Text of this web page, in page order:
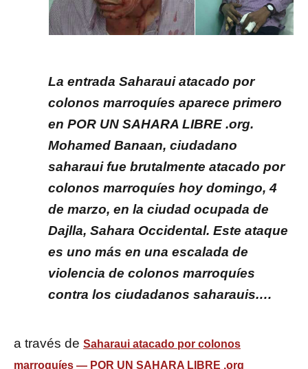
La entrada Saharaui atacado por
colonos marroquíes aparece primero
en POR UN SAHARA LIBRE .org.
Mohamed Banaan, ciudadano
saharaui fue brutalmente atacado por
colonos marroquíes hoy domingo, 4
de marzo, en la ciudad ocupada de
Dajlla, Sahara Occidental. Este ataque
es uno más en una escalada de
violencia de colonos marroquíes
contra los ciudadanos saharauis.…
a través de Saharaui atacado por colonos
marroquíes — POR UN SAHARA LIBRE .org